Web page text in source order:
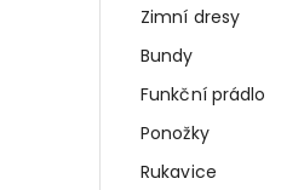
Zimní dresy
Bundy
Funkční prádlo
Ponožky
Rukavice